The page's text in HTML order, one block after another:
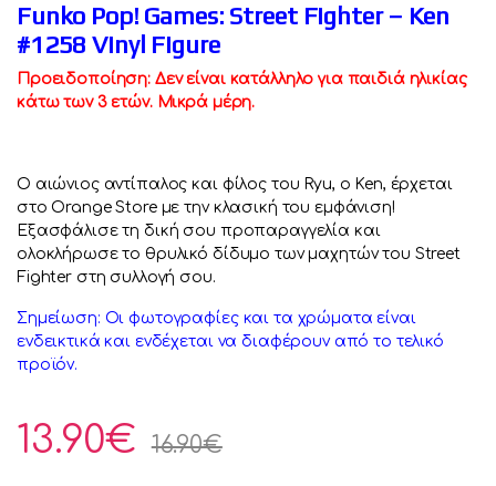
Funko Pop! Games: Street Fighter – Ken
#1258 Vinyl Figure
Προειδοποίηση: Δεν είναι κατάλληλο για παιδιά ηλικίας
κάτω των 3 ετών. Μικρά μέρη.
Ο αιώνιος αντίπαλος και φίλος του Ryu, ο Ken, έρχεται
στο Orange Store με την κλασική του εμφάνιση!
Εξασφάλισε τη δική σου προπαραγγελία και
ολοκλήρωσε το θρυλικό δίδυμο των μαχητών του Street
Fighter στη συλλογή σου.
Σημείωση: Οι φωτογραφίες και τα χρώματα είναι
ενδεικτικά και ενδέχεται να διαφέρουν από το τελικό
προϊόν.
13.90€ 16.90€